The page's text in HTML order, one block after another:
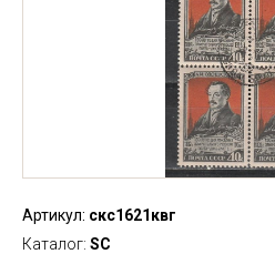
Артикул: скс1621квг
Каталог: SC